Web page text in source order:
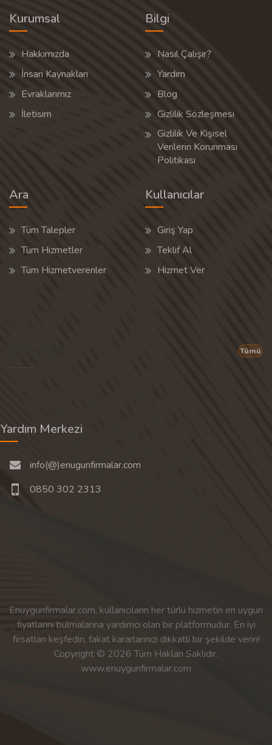
Kurumsal
Hakkımızda
İnsan Kaynakları
Evraklarımız
İletisim
Bilgi
Nasıl Çalışır?
Yardım
Blog
Gizlilik Sözleşmesi
Gizlilik Ve Kişisel
Verilerin Korunması
Politikası
Ara
Tüm Talepler
Tüm Hizmetler
Tüm Hizmetverenler
Kullanıcılar
Giriş Yap
Teklif Al
Hizmet Ver
Tümü
Yardım Merkezi
info(@)enugunfirmalar.com
0850 302 2313
Enuygunfirmalar.com, kullanıcıların her türlü hizmetin en uygun
fiyatlarını bulmalarına yardımcı olan bir platformudur. En iyi
fırsatları keşfedin, fakat kararlarınızı dikkatli bir şekilde verin!
Copyright © 2026 Tüm Hakları Saklıdır.
www.enuygunfirmalar.com